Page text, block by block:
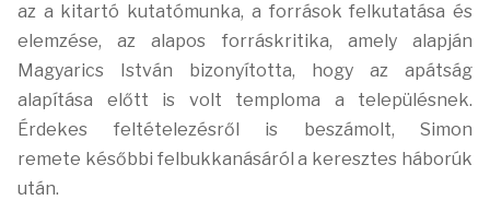
az a kitartó kutatómunka, a források felkutatása és
elemzése, azalapos forráskritika, amely alapján
Magyarics István bizonyította, hogy az apátság
alapítása előtt is volt temploma a településnek.
Érdekes feltételezésről is beszámolt, Simon
remete későbbi felbukkanásáról a keresztes háborúk
után.